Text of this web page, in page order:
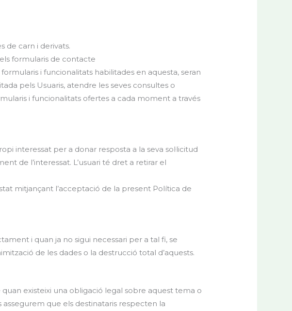
de carn i derivats.
formularis de contacte
i funcionalitats habilitades en aquesta, seran
pels Usuaris, atendre les seves consultes o
i funcionalitats ofertes a cada moment a través
interessat per a donar resposta a la seva sol·licitud
de l’interessat. L’usuari té dret a retirar el
mitjançant l’acceptació de la present Política de
i quan ja no sigui necessari per a tal fi, se
de les dades o la destrucció total d’aquests.
quan existeixi una obligació legal sobre aquest tema o
assegurem que els destinataris respecten la